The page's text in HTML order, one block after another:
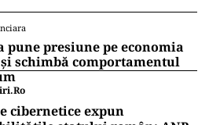
pune presiune pe economia
schimbă comportamentul
cibernetice expun